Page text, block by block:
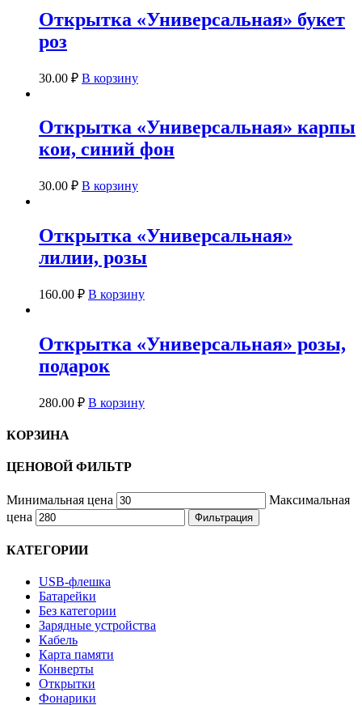
Открытка «Универсальная» букет
роз
30.00 ₽ В корзину
Открытка «Универсальная» карпы
кои, синий фон
30.00 ₽ В корзину
Открытка «Универсальная»
лилии, розы
160.00 ₽ В корзину
Открытка «Универсальная» розы,
подарок
280.00 ₽ В корзину
КОРЗИНА
ЦЕНОВОЙ ФИЛЬТР
Минимальная цена
Максимальная
цена
Фильтрация
КАТЕГОРИИ
USB-флешка
Батарейки
Без категории
Зарядные устройства
Кабель
Карта памяти
Конверты
Открытки
Фонарики